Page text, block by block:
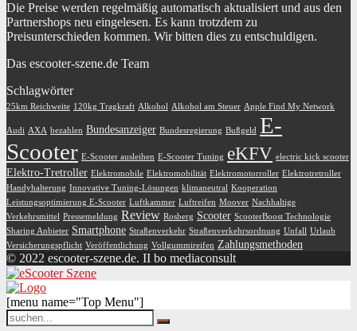
Die Preise werden regelmäßig automatisch aktualisiert und aus den
Partnershops neu eingelesen. Es kann trotzdem zu
Preisunterschieden kommen. Wir bitten dies zu entschuldigen.
Das escooter-szene.de Team
Schlagwörter
25km Reichweite 120kg Tragkraft Alkohol Alkohol am Steuer Apple Find My Network
Audi AXA bezahlen Bundesanzeiger Bundesregierung Bußgeld E-
Scooter E-Scooter ausleihen E-Scooter Tuning eKFV electric kick scooter
Elektro-Tretroller Elektromobile Elektromobilität Elektromotorroller Elektrotretroller
Handyhalterung Innovative Tuning-Lösungen klimaneutral Kooperation
Leistungsoptimierung E-Scooter Luftkammer Luftreifen Moover Nachhaltige
Verkehrsmittel Pressemeldung Review Rosberg Scooter ScooterBoost Technologie
Sharing Anbieter Smartphone Straßenverkehr Straßenverkehrsordnung Unfall Urlaub
Versicherungspflicht Veröffentlichung Vollgummireifen Zahlungsmethoden
© 2022 escooter-szene.de. II bo mediaconsult
[menu name="Top Menu"]